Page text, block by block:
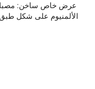
عرض خاص ساخن: